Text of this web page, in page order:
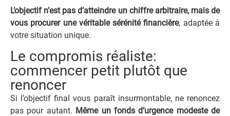
L’objectif n’est pas d’atteindre un chiffre arbitraire, mais de
vous procurer une véritable sérénité financière, adaptée à
votre situation unique.
Le compromis réaliste:
commencer petit plutôt que
renoncer
Si l’objectif final vous paraît insurmontable, ne renoncez
pas pour autant. Même un fonds d’urgence modeste de